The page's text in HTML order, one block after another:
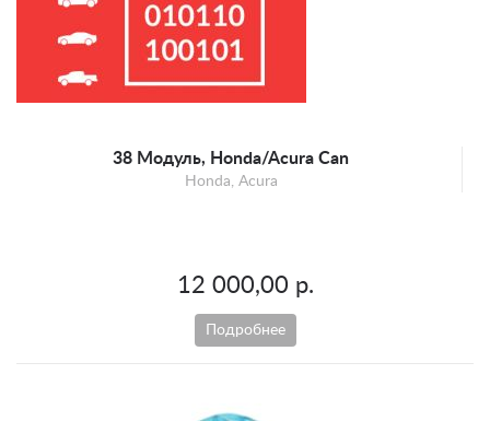
Volkswagen
38 Модуль, Honda/Acura Can
Honda, Acura
12 000,00 р.
Подробнее